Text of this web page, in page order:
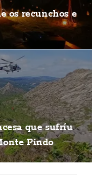
os recunchos e
que sufríu
Pindo